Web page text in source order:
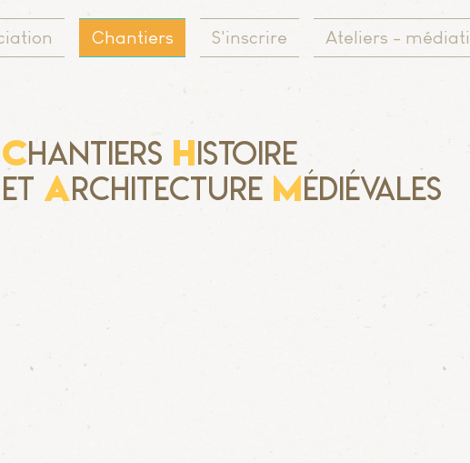
Chantiers S'inscrire Ateliers -
Chantiers Histoire
Et Architecture Médiévales